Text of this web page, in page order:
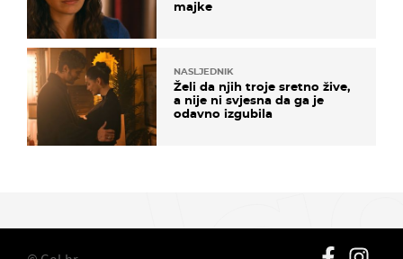
majke
NASLJEDNIK
Želi da njih troje sretno žive,
a nije ni svjesna da ga je
odavno izgubila